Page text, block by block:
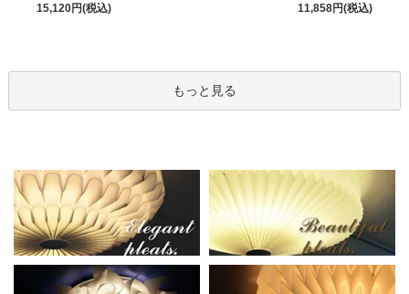
15,120円(税込)
11,858円(税込)
もっと見る